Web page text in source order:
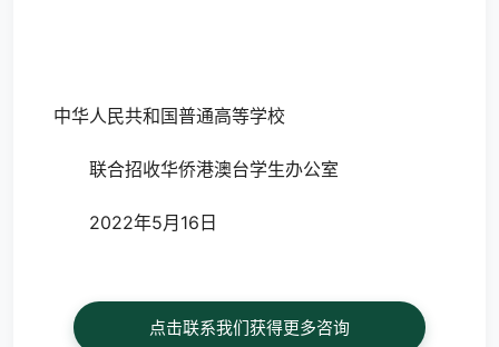
中华人民共和国普通高等学校
联合招收华侨港澳台学生办公室
2022年5月16日
点击联系我们获得更多咨询